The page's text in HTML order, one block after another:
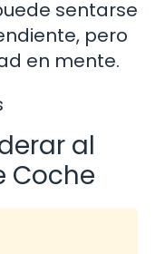
sentarse
pero
en mente.
al
Coche